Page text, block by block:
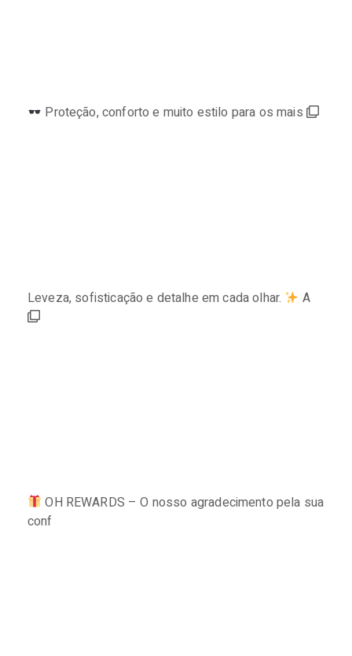
Proteção, conforto e muito estilo para os mais
Leveza, sofisticação e detalhe em cada olhar. A
OH REWARDS – O nosso agradecimento pela sua
conf